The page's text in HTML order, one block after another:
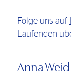
Folge uns auf
Laufenden
Anna